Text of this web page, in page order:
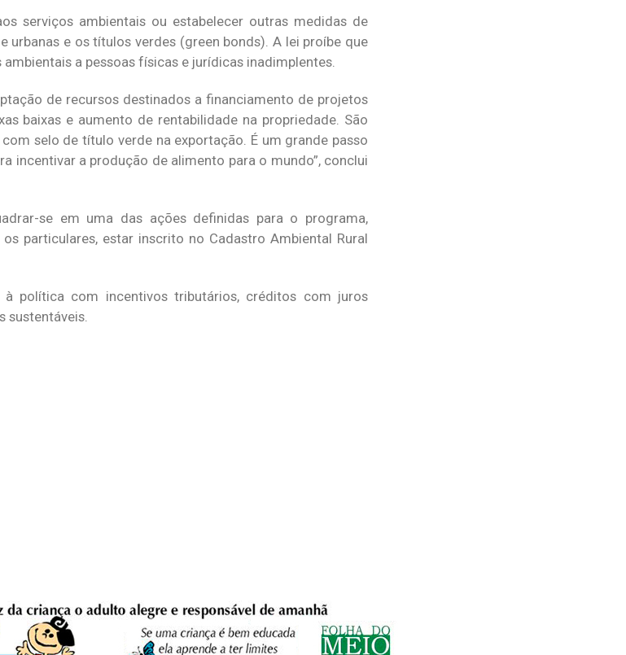
serviços ambientais ou estabelecer outras medidas de
e os títulos verdes (green bonds). A lei proíbe que
a pessoas físicas e jurídicas inadimplentes.
de recursos destinados a financiamento de projetos
baixas e aumento de rentabilidade na propriedade. São
selo de título verde na exportação. É um grande passo
incentivar a produção de alimento para o mundo”, conclui
se em uma das ações definidas para o programa,
particulares, estar inscrito no Cadastro Ambiental Rural
política com incentivos tributários, créditos com juros
sustentáveis.